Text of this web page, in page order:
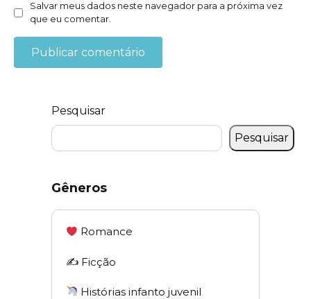
Salvar meus dados neste navegador para a próxima vez
que eu comentar.
Pesquisar
Pesquisar
Gêneros
Romance
✍️ Ficção
Histórias infanto juvenil